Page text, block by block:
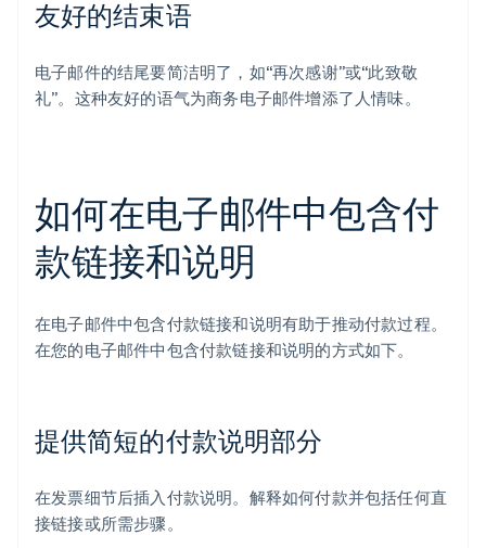
友好的结束语
电子邮件的结尾要简洁明了，如“再次感谢”或“此致敬
礼”。这种友好的语气为商务电子邮件增添了人情味。
如何在电子邮件中包含付
款链接和说明
在电子邮件中包含付款链接和说明有助于推动付款过程。
在您的电子邮件中包含付款链接和说明的方式如下。
提供简短的付款说明部分
在发票细节后插入付款说明。解释如何付款并包括任何直
接链接或所需步骤。